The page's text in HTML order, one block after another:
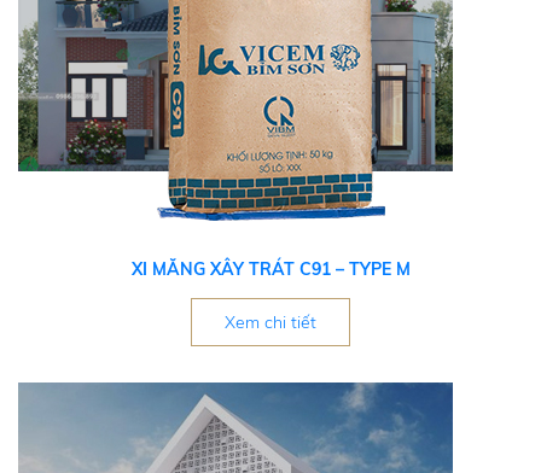
XI MĂNG XÂY TRÁT C91 – TYPE M
Xem chi tiết